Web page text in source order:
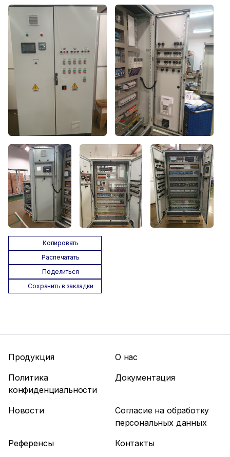
Копировать
Распечатать
Поделиться
Сохранить в закладки
Продукция
О нас
Политика
конфиденциальности
Документация
Новости
Согласие на обработку
персональных данных
Референсы
Контакты